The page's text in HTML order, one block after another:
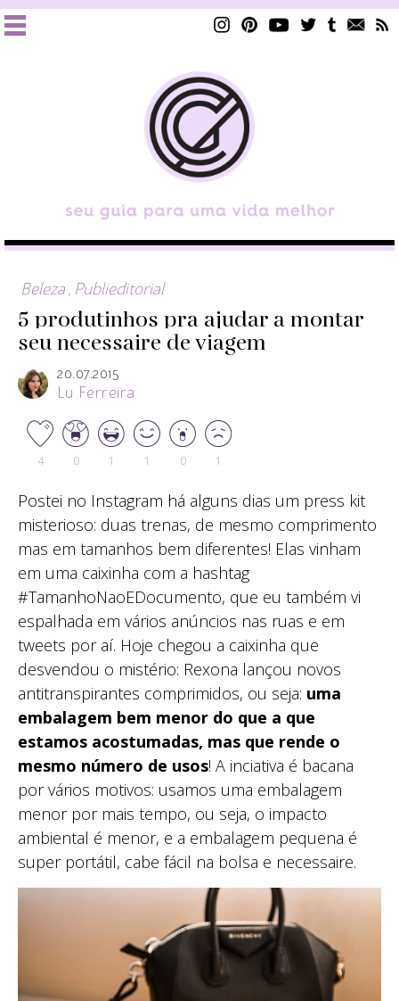
Beleza Publieditorial
5 produtinhos pra ajudar a montar
seu necessaire de viagem
20.07.2015
Lu Ferreira
4 0 1 1 0 1
Postei no Instagram há alguns dias um press kit
misterioso: duas trenas, de mesmo comprimento
mas em tamanhos bem diferentes! Elas vinham
em uma caixinha com a hashtag
#TamanhoNaoEDocumento, que eu também vi
espalhada em vários anúncios nas ruas e em
tweets por aí. Hoje chegou a caixinha que
desvendou o mistério: Rexona lançou novos
antitranspirantes comprimidos, ou seja: uma
embalagem bem menor do que a que
estamos acostumadas, mas que rende o
mesmo número de usos! A inciativa é bacana
por vários motivos: usamos uma embalagem
menor por mais tempo, ou seja, o impacto
ambiental é menor, e a embalagem pequena é
super portátil, cabe fácil na bolsa e necessaire.